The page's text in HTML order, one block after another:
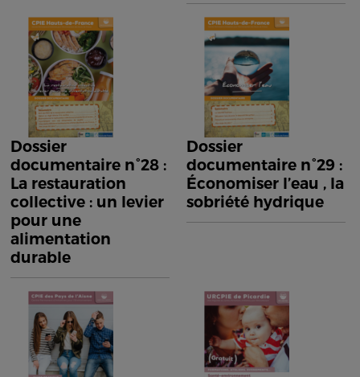
Dossier
documentaire n°28 :
La restauration
collective : un levier
pour une
alimentation
durable
Dossier
documentaire n°29 :
Économiser l’eau , la
sobriété hydrique